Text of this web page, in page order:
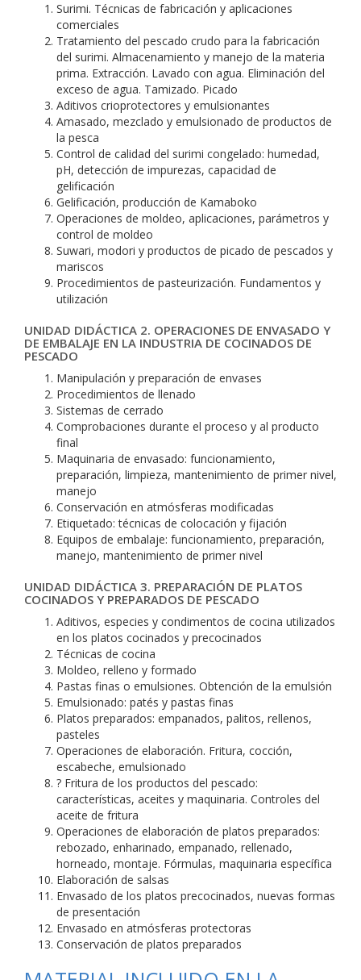
Surimi. Técnicas de fabricación y aplicaciones
comerciales
Tratamiento del pescado crudo para la fabricación
del surimi. Almacenamiento y manejo de la materia
prima. Extracción. Lavado con agua. Eliminación del
exceso de agua. Tamizado. Picado
Aditivos crioprotectores y emulsionantes
Amasado, mezclado y emulsionado de productos de
la pesca
Control de calidad del surimi congelado: humedad,
pH, detección de impurezas, capacidad de
gelificación
Gelificación, producción de Kamaboko
Operaciones de moldeo, aplicaciones, parámetros y
control de moldeo
Suwari, modori y productos de picado de pescados y
mariscos
Procedimientos de pasteurización. Fundamentos y
utilización
UNIDAD DIDÁCTICA 2. OPERACIONES DE ENVASADO Y
DE EMBALAJE EN LA INDUSTRIA DE COCINADOS DE
PESCADO
Manipulación y preparación de envases
Procedimientos de llenado
Sistemas de cerrado
Comprobaciones durante el proceso y al producto
final
Maquinaria de envasado: funcionamiento,
preparación, limpieza, mantenimiento de primer nivel,
manejo
Conservación en atmósferas modificadas
Etiquetado: técnicas de colocación y fijación
Equipos de embalaje: funcionamiento, preparación,
manejo, mantenimiento de primer nivel
UNIDAD DIDÁCTICA 3. PREPARACIÓN DE PLATOS
COCINADOS Y PREPARADOS DE PESCADO
Aditivos, especies y condimentos de cocina utilizados
en los platos cocinados y precocinados
Técnicas de cocina
Moldeo, relleno y formado
Pastas finas o emulsiones. Obtención de la emulsión
Emulsionado: patés y pastas finas
Platos preparados: empanados, palitos, rellenos,
pasteles
Operaciones de elaboración. Fritura, cocción,
escabeche, emulsionado
? Fritura de los productos del pescado:
características, aceites y maquinaria. Controles del
aceite de fritura
Operaciones de elaboración de platos preparados:
rebozado, enharinado, empanado, rellenado,
horneado, montaje. Fórmulas, maquinaria específica
Elaboración de salsas
Envasado de los platos precocinados, nuevas formas
de presentación
Envasado en atmósferas protectoras
Conservación de platos preparados